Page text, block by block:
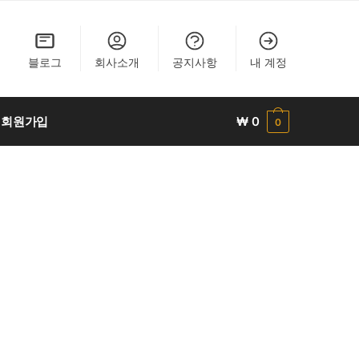
블로그
회사소개 공지사항 내 계정
회원가입 ₩ 0 0